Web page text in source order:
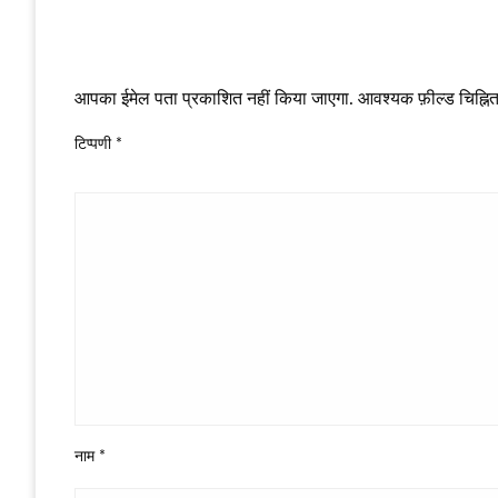
आपका ईमेल पता प्रकाशित नहीं किया जाएगा. आवश्यक फ़ील्ड
टिप्पणी *
नाम *